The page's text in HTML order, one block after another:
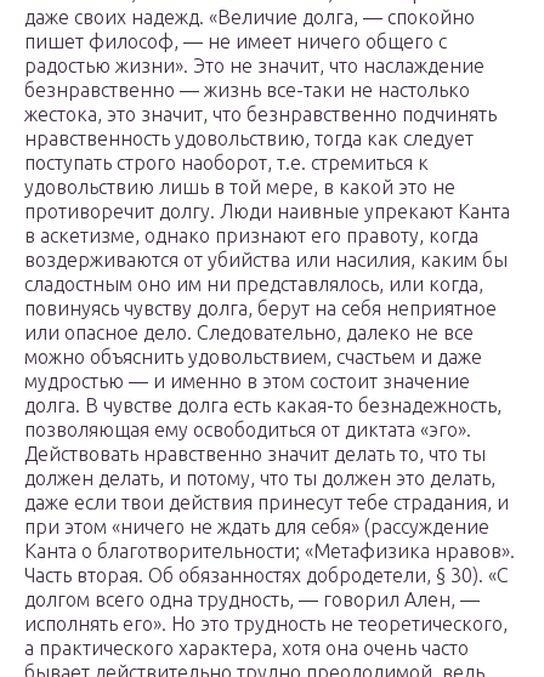
даже своих надежд. «Величие долга, — спокойно
пишет философ, — не имеет ничего общего с
радостью жизни». Это не значит, что наслаждение
безнравственно — жизнь все-таки не настолько
жестока, это значит, что безнравственно подчинять
нравственность удовольствию, тогда как следует
поступать строго наоборот, т.е. стремиться к
удовольствию лишь в той мере, в какой это не
противоречит долгу. Люди наивные упрекают Канта
в аскетизме, однако признают его правоту, когда
воздерживаются от убийства или насилия, каким бы
сладостным оно им ни представлялось, или когда,
повинуясь чувству долга, берут на себя неприятное
или опасное дело. Следовательно, далеко не все
можно объяснить удовольствием, счастьем и даже
мудростью — и именно в этом состоит значение
долга. В чувстве долга есть какая-то безнадежность,
позволяющая ему освободиться от диктата «эго».
Действовать нравственно значит делать то, что ты
должен делать, и потому, что ты должен это делать,
даже если твои действия принесут тебе страдания, и
при этом «ничего не ждать для себя» (рассуждение
Канта о благотворительности; «Метафизика нравов».
Часть вторая. Об обязанностях добродетели, § 30). «С
долгом всего одна трудность, — говорил Ален, —
исполнять его». Но это трудность не теоретического,
а практического характера, хотя она очень часто
бывает действительно трудно преодолимой, ведь